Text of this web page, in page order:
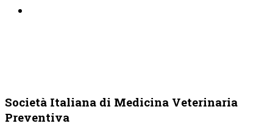
Società Italiana di Medicina Veterinaria
Preventiva